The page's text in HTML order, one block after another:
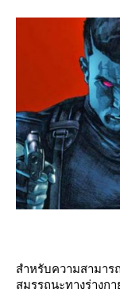
สำหรับความสามาร
สมรรถนะทางร่างก